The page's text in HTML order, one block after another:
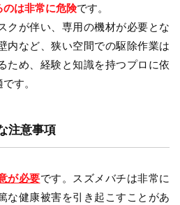
のは非常に危険です。
クが伴い、専用の機材が必要とな
内など、狭い空間での駆除作業は
ため、経験と知識を持つプロに依
す。
注意事項
が必要です。スズメバチは非常に
な健康被害を引き起こすことがあ